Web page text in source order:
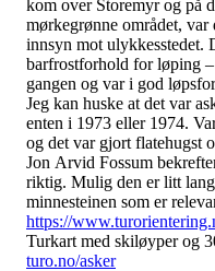
kom over Storemyr og på
mørkegrønne området,
innsyn mot ulykkesstedet.
barfrostforhold for løping
gangen og var i god
Jeg kan huske at det var
enten i 1973 eller 1974.
og det var gjort flatehugst
Jon Arvid Fossum
riktig. Mulig den er litt
minnesteinen som er
https://
Turkart med skiløyper og
turo.no/asker